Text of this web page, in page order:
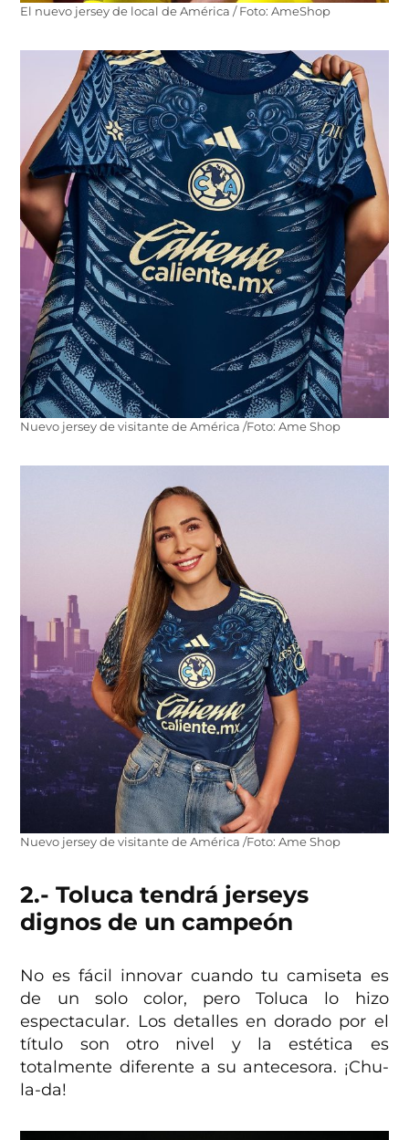
El nuevo jersey de local de América / Foto: AmeShop
Nuevo jersey de visitante de América /Foto: Ame Shop
Nuevo jersey de visitante de América /Foto: Ame Shop
2.- Toluca tendrá jerseys
dignos de un campeón
No es fácil innovar cuando tu camiseta es
de un solo color, pero Toluca lo hizo
espectacular. Los detalles en dorado por el
título son otro nivel y la estética es
totalmente diferente a su antecesora. ¡Chu-
la-da!